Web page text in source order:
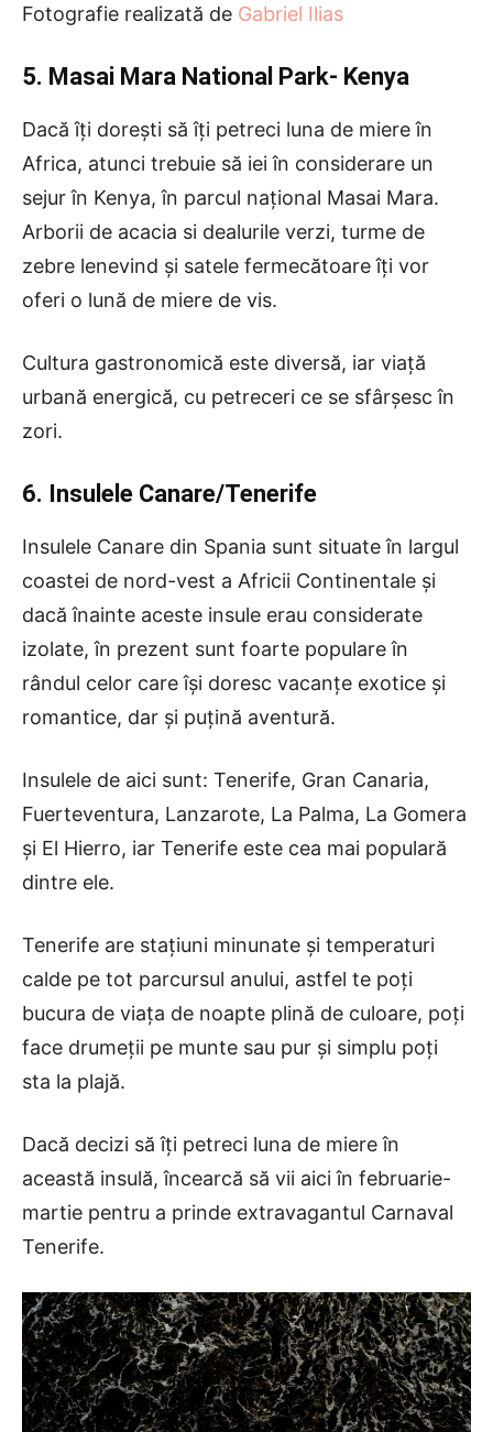
Fotografie realizată de Gabriel Ilias
5. Masai Mara National Park- Kenya
Dacă îți dorești să îți petreci luna de miere în
Africa, atunci trebuie să iei în considerare un
sejur în Kenya, în parcul național Masai Mara.
Arborii de acacia si dealurile verzi, turme de
zebre lenevind și satele fermecătoare îți vor
oferi o lună de miere de vis.
Cultura gastronomică este diversă, iar viață
urbană energică, cu petreceri ce se sfârșesc în
zori.
6. Insulele Canare/Tenerife
Insulele Canare din Spania sunt situate în largul
coastei de nord-vest a Africii Continentale și
dacă înainte aceste insule erau considerate
izolate, în prezent sunt foarte populare în
rândul celor care își doresc vacanțe exotice și
romantice, dar și puțină aventură.
Insulele de aici sunt: Tenerife, Gran Canaria,
Fuerteventura, Lanzarote, La Palma, La Gomera
și El Hierro, iar Tenerife este cea mai populară
dintre ele.
Tenerife are stațiuni minunate și temperaturi
calde pe tot parcursul anului, astfel te poți
bucura de viața de noapte plină de culoare, poți
face drumeții pe munte sau pur și simplu poți
sta la plajă.
Dacă decizi să îți petreci luna de miere în
această insulă, încearcă să vii aici în februarie-
martie pentru a prinde extravagantul Carnaval
Tenerife.